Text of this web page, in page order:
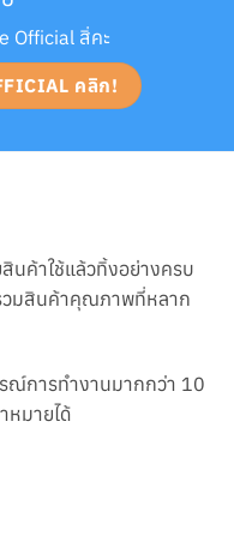
Official สิ่คะ
คลิก!
นค้าใช้แล้วทิ้งอย่างครบ
วมสินค้าคุณภาพที่หลาก
ณ์การทำงานมากกว่า 10
หมายได้